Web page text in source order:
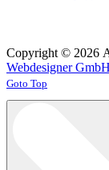
Copyright © 2026
Webdesigner GmbH
Joomla! 3 Templates
Goto Top